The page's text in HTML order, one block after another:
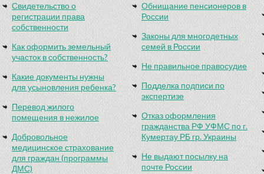
Свидетельство о
регистрации права
собственности
Как оформить земельный
участок в собственность?
Какие документы нужны
для усыновления ребенка?
Перевод жилого
помещения в нежилое
Добровольное
медицинское страхование
для граждан (программы
ДМС)
Обнищание пенсионеров в
России
Законы для многодетных
семей в России
Не правильное правосудие
Подделка подписи по
экспертизе
Отказ оформления
гражданства РФ УФМС по г.
Кумертау РБ гр. Украины
Не выдают посылку на
почте России